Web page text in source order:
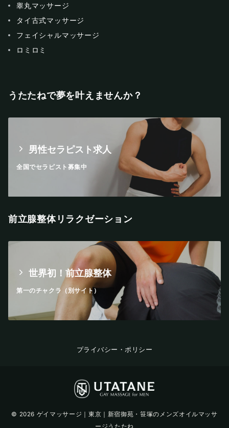
睾丸マッサージ
タイ古式マッサージ
フェイシャルマッサージ
ロミロミ
うたたねで夢を叶えませんか？
男性セラピスト求人
全国でセラピスト募集中
前立腺整体リラクゼーション
世界初！前立腺整体
第一のチャクラ（別サイト）
プライバシー・ポリシー
© 2026 ゲイマッサージ｜東京｜新宿御苑・笹塚のメンズオイルマッサ
ージうたたね